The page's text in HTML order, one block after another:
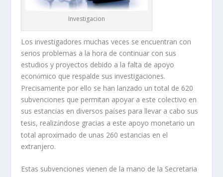
Investigacion
Los investigadores muchas veces se encuentran con
serios problemas a la hora de continuar con sus
estudios y proyectos debido a la falta de apoyo
económico que respalde sus investigaciones.
Precisamente por ello se han lanzado un total de 620
subvenciones que permitan apoyar a este colectivo en
sus estancias en diversos países para llevar a cabo sus
tesis, realizándose gracias a este apoyo monetario un
total aproximado de unas 260 estancias en el
extranjero.
Estas subvenciones vienen de la mano de la Secretaria